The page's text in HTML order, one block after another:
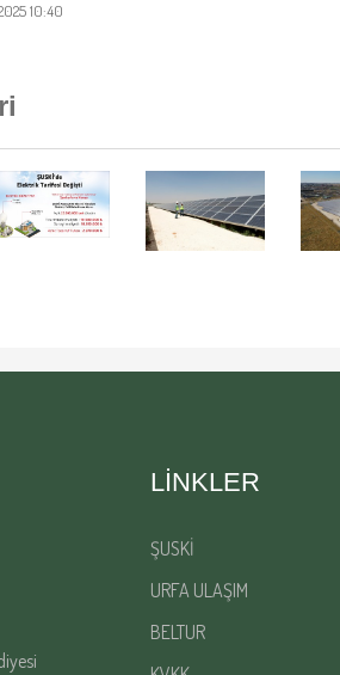
10:40
LINKLER
ŞUSKİ
URFA ULAŞIM
BELTUR